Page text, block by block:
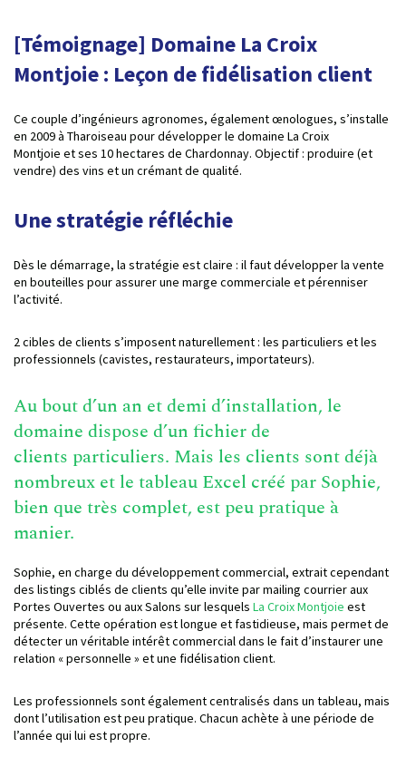
[Témoignage] Domaine La Croix
Montjoie : Leçon de fidélisation client
Ce couple d’ingénieurs agronomes, également œnologues, s’installe
en 2009 à Tharoiseau pour développer le domaine La Croix
Montjoie et ses 10 hectares de Chardonnay. Objectif : produire (et
vendre) des vins et un crémant de qualité.
Une stratégie réfléchie
Dès le démarrage, la stratégie est claire : il faut développer la vente
en bouteilles pour assurer une marge commerciale et pérenniser
l’activité.
2 cibles de clients s’imposent naturellement : les particuliers et les
professionnels (cavistes, restaurateurs, importateurs).
Au bout d’un an et demi d’installation, le
domaine dispose d’un fichier de
clients particuliers. Mais les clients sont déjà
nombreux et le tableau Excel créé par Sophie,
bien que très complet, est peu pratique à
manier.
Sophie, en charge du développement commercial, extrait cependant
des listings ciblés de clients qu’elle invite par mailing courrier aux
Portes Ouvertes ou aux Salons sur lesquels La Croix Montjoie est
présente. Cette opération est longue et fastidieuse, mais permet de
détecter un véritable intérêt commercial dans le fait d’instaurer une
relation « personnelle » et une fidélisation client.
Les professionnels sont également centralisés dans un tableau, mais
dont l’utilisation est peu pratique. Chacun achète à une période de
l’année qui lui est propre.